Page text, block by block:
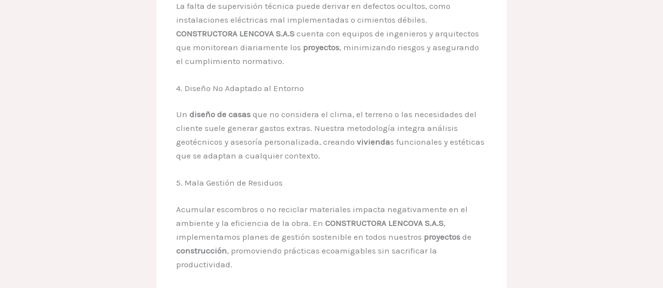
La falta de supervisión técnica puede derivar en defectos ocultos, como
instalaciones eléctricas mal implementadas o cimientos débiles.
CONSTRUCTORA LENCOVA S.A.S cuenta con equipos de ingenieros y arquitectos
que monitorean diariamente los proyectos, minimizando riesgos y asegurando
el cumplimiento normativo.
4. Diseño No Adaptado al Entorno
Un diseño de casas que no considera el clima, el terreno o las necesidades del
cliente suele generar gastos extras. Nuestra metodología integra análisis
geotécnicos y asesoría personalizada, creando viviendas funcionales y estéticas
que se adaptan a cualquier contexto.
5. Mala Gestión de Residuos
Acumular escombros o no reciclar materiales impacta negativamente en el
ambiente y la eficiencia de la obra. En CONSTRUCTORA LENCOVA S.A.S,
implementamos planes de gestión sostenible en todos nuestros proyectos de
construcción, promoviendo prácticas ecoamigables sin sacrificar la
productividad.